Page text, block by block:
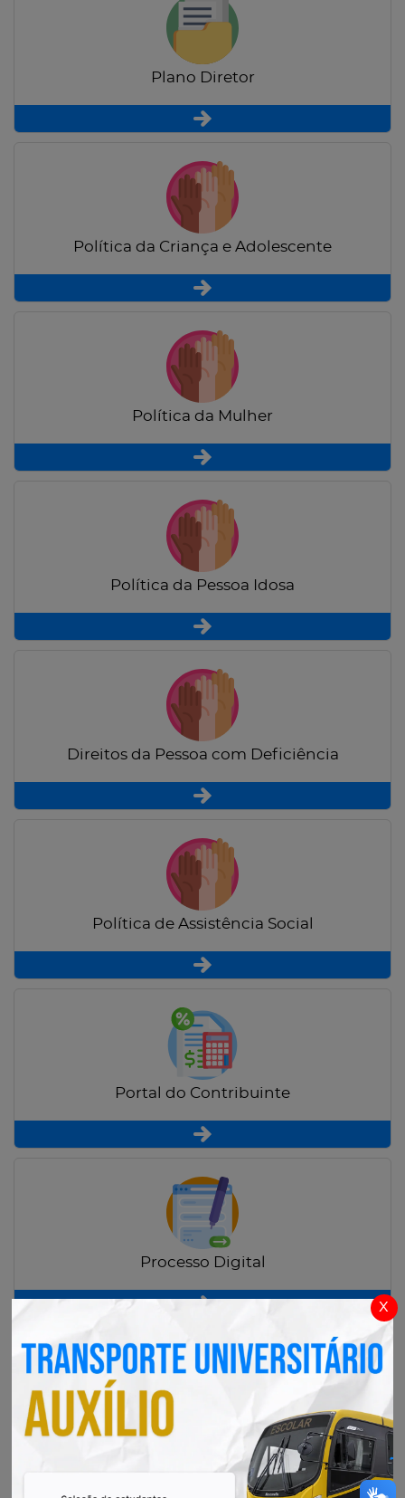
x
Plano Diretor
Política da Criança e Adolescente
Política da Mulher
Política da Pessoa Idosa
Direitos da Pessoa com Deficiência
Política de Assistência Social
Portal do Contribuinte
Processo Digital
Radar Transparência Pública